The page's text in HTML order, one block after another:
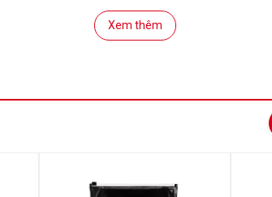
Xem thêm